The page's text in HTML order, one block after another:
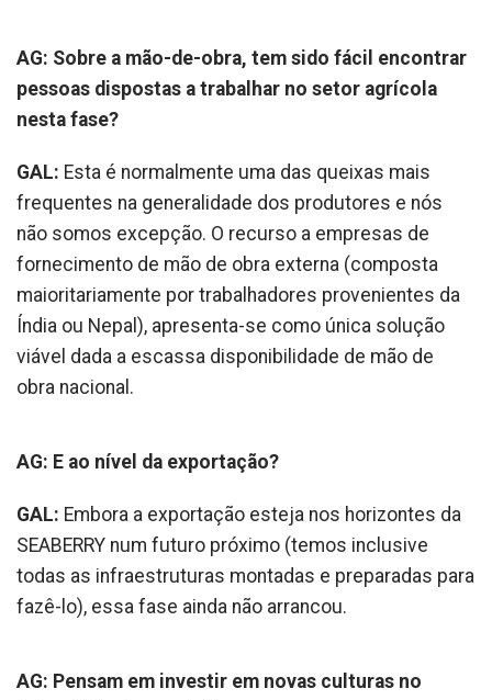
AG: Sobre a mão-de-obra, tem sido fácil encontrar
pessoas dispostas a trabalhar no setor agrícola
nesta fase?
GAL: Esta é normalmente uma das queixas mais
frequentes na generalidade dos produtores e nós
não somos excepção. O recurso a empresas de
fornecimento de mão de obra externa (composta
maioritariamente por trabalhadores provenientes da
Índia ou Nepal), apresenta-se como única solução
viável dada a escassa disponibilidade de mão de
obra nacional.
AG: E ao nível da exportação?
GAL: Embora a exportação esteja nos horizontes da
SEABERRY num futuro próximo (temos inclusive
todas as infraestruturas montadas e preparadas para
fazê-lo), essa fase ainda não arrancou.
AG: Pensam em investir em novas culturas no